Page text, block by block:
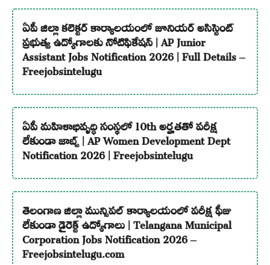
ఏపీ జిల్లా కలెక్టర్ కార్యాలయంలో జూనియర్ అసిస్టెంట్
ప్రభుత్వ ఉద్యోగాలకు నోటిఫికేషన్ | AP Junior
Assistant Jobs Notification 2026 | Full Details –
Freejobsintelugu
ఏపీ మహిళాభివృద్ధి సంస్థలో 10th అర్హతతో పరీక్ష
లేకుండా జాబ్స్ | AP Women Development Dept
Notification 2026 | Freejobsintelugu
తెలంగాణ జిల్లా మున్సిపల్ కార్యాలయంలో పరీక్ష ఫీజు
లేకుండా డైరెక్ట్ ఉద్యోగాలు | Telangana Municipal
Corporation Jobs Notification 2026 –
Freejobsintelugu.com